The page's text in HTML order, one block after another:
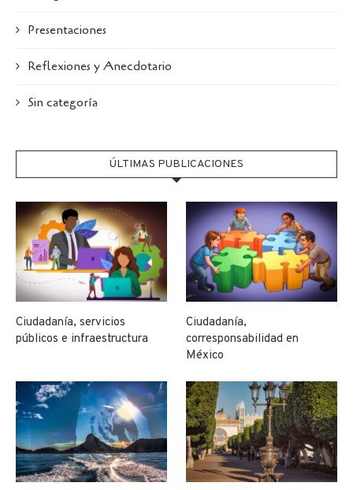
Presentaciones
Reflexiones y Anecdotario
Sin categoría
ÚLTIMAS PUBLICACIONES
Ciudadanía, servicios
públicos e infraestructura
Ciudadanía,
corresponsabilidad en
México